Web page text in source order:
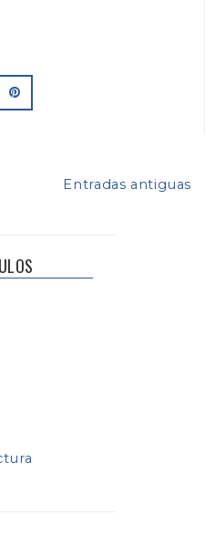
Entradas antiguas